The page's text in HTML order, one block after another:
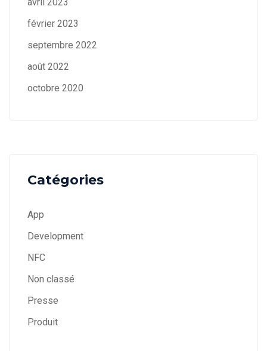
avril 2023
février 2023
septembre 2022
août 2022
octobre 2020
Catégories
App
Development
NFC
Non classé
Presse
Produit